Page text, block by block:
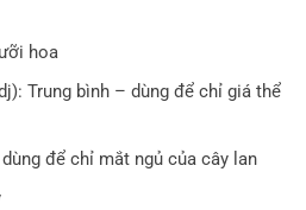
hoa
Trung bình – dùng để chỉ giá thể
để chỉ mắt ngủ của cây lan